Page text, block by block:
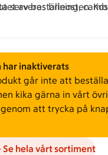
serveras brieost,
av beställningen.
har inaktiverats
går inte att
kika gärna in vårt
att trycka på
Se hela vårt sortiment